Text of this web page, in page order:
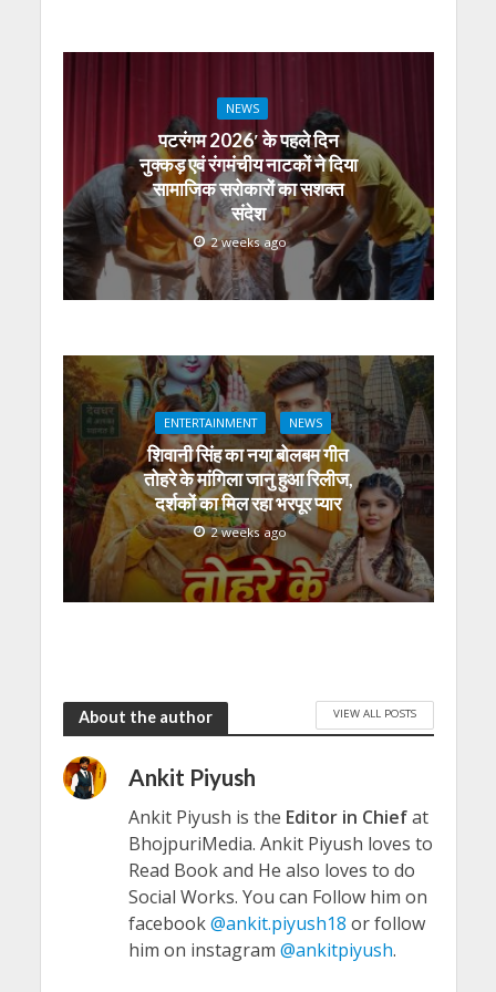
NEWS
पटरंगम 2026′ के पहले दिन
नुक्कड़ एवं रंगमंचीय नाटकों ने दिया
सामाजिक सरोकारों का सशक्त
संदेश
2 weeks ago
ENTERTAINMENT NEWS
शिवानी सिंह का नया बोलबम गीत
तोहरे के मांगिला जानु हुआ रिलीज,
दर्शकों का मिल रहा भरपूर प्यार
2 weeks ago
About the author VIEW ALL POSTS
Ankit Piyush
Ankit Piyush is the Editor in Chiefat
BhojpuriMedia. Ankit Piyush loves to
Read Book and He also loves to do
Social Works. You can Follow him on
facebook@ankit.piyush18 or follow
him on instagram @ankitpiyush.